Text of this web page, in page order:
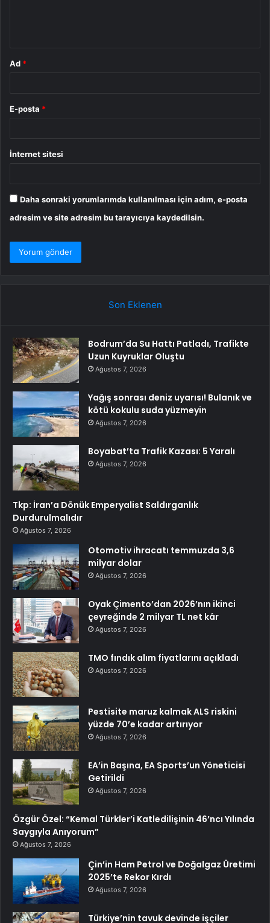
Ad *
E-posta *
İnternet sitesi
Daha sonraki yorumlarımda kullanılması için adım, e-posta
adresim ve site adresim bu tarayıcıya kaydedilsin.
Son Eklenen
Bodrum’da Su Hattı Patladı, Trafikte
Uzun Kuyruklar Oluştu
Ağustos 7, 2026
Yağış sonrası deniz uyarısı! Bulanık ve
kötü kokulu suda yüzmeyin
Ağustos 7, 2026
Boyabat’ta Trafik Kazası: 5 Yaralı
Ağustos 7, 2026
Tkp: İran’a Dönük Emperyalist Saldırganlık
Durdurulmalıdır
Ağustos 7, 2026
Otomotiv ihracatı temmuzda 3,6
milyar dolar
Ağustos 7, 2026
Oyak Çimento’dan 2026’nın ikinci
çeyreğinde 2 milyar TL net kâr
Ağustos 7, 2026
TMO fındık alım fiyatlarını açıkladı
Ağustos 7, 2026
Pestisite maruz kalmak ALS riskini
yüzde 70’e kadar artırıyor
Ağustos 7, 2026
EA’in Başına, EA Sports’un Yöneticisi
Getirildi
Ağustos 7, 2026
Özgür Özel: “Kemal Türkler’i Katledilişinin 46’ncı Yılında
Saygıyla Anıyorum”
Ağustos 7, 2026
Çin’in Ham Petrol ve Doğalgaz Üretimi
2025’te Rekor Kırdı
Ağustos 7, 2026
Türkiye’nin tavuk devinde işçiler